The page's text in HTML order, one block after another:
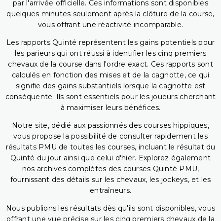
par l'arrivée officielle. Ces informations sont disponibles
quelques minutes seulement après la clôture de la course,
vous offrant une réactivité incomparable.
Les rapports Quinté représentent les gains potentiels pour
les parieurs qui ont réussi à identifier les cinq premiers
chevaux de la course dans l'ordre exact. Ces rapports sont
calculés en fonction des mises et de la cagnotte, ce qui
signifie des gains substantiels lorsque la cagnotte est
conséquente. Ils sont essentiels pour les joueurs cherchant
à maximiser leurs bénéfices.
Notre site, dédié aux passionnés des courses hippiques,
vous propose la possibilité de consulter rapidement les
résultats PMU de toutes les courses, incluant le résultat du
Quinté du jour ainsi que celui d'hier. Explorez également
nos archives complètes des courses Quinté PMU,
fournissant des détails sur les chevaux, les jockeys, et les
entraîneurs.
Nous publions les résultats dès qu'ils sont disponibles, vous